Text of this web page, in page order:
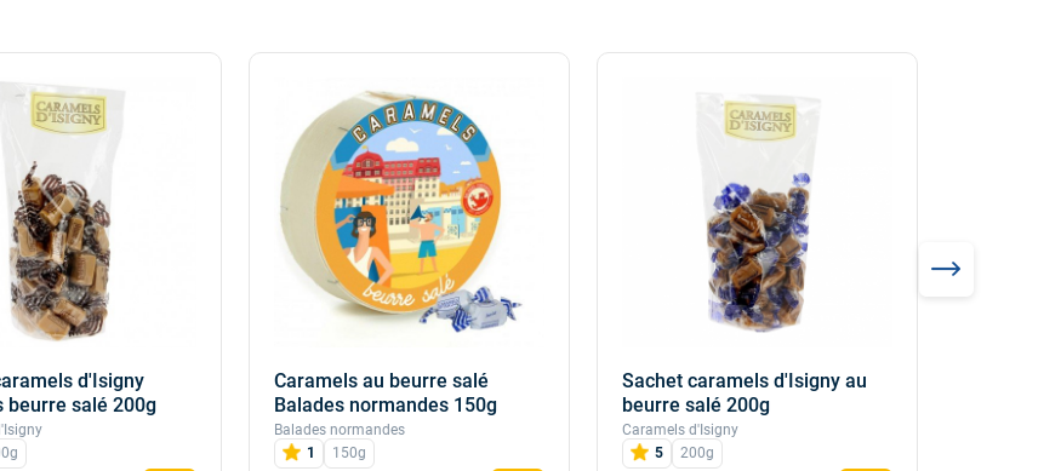
d'Isigny
beurre salé 200g
Caramels au beurre salé
Balades normandes 150g
Balades normandes
1
150g
Sachet caramels d'Isigny au
beurre salé 200g
Caramels d'Isigny
5
200g